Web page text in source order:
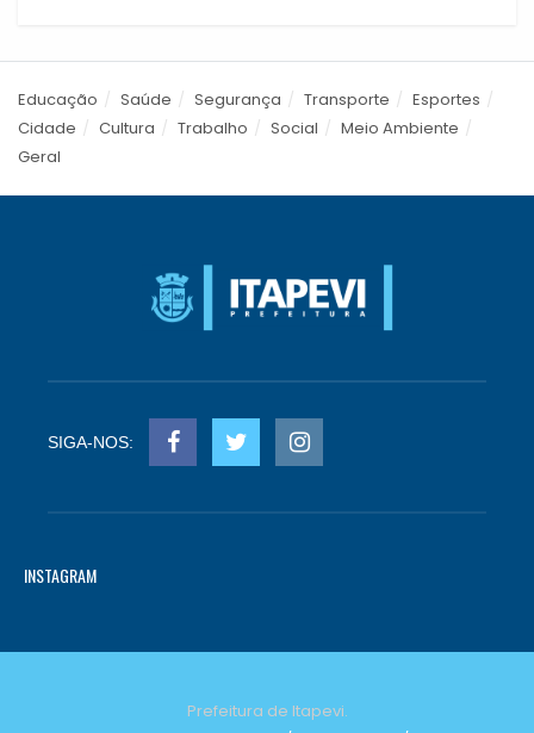
Educação Saúde Segurança Transporte
Esportes
Cidade
Cultura Trabalho Social
Meio Ambiente
Geral
SIGA-NOS:
INSTAGRAM
Prefeitura de Itapevi.